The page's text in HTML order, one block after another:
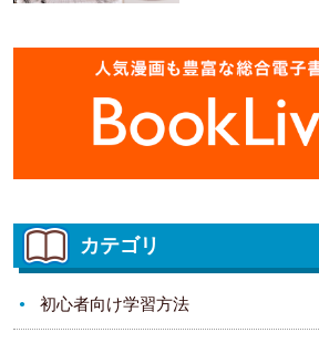
カテゴリ
初心者向け学習方法